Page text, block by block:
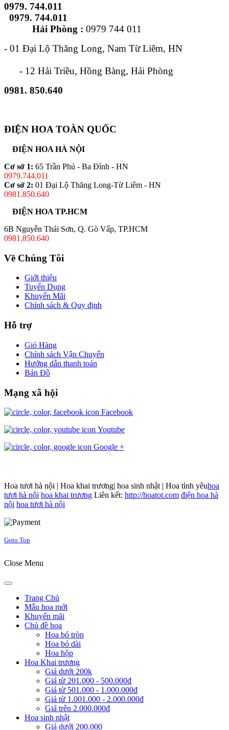
0979. 744.011
0979. 744.011
Hải Phòng : 0979 744 011
- 01 Đại Lộ Thăng Long, Nam Từ Liêm, HN
- 12 Hải Triều, Hồng Bàng, Hải Phòng
0981. 850.640
ĐIỆN HOA TOÀN QUỐC
ĐIỆN HOA HÀ NỘI
Cơ sở 1: 65 Trần Phú - Ba Đình - HN
0979.744.011
Cơ sở 2: 01 Đại Lộ Thăng Long-Từ Liêm - HN
0981.850.640
ĐIỆN HOA TP.HCM
6B Nguyễn Thái Sơn, Q. Gò Vấp, TP.HCM
0981.850.640
Về Chúng Tôi
Giới thiệu
Tuyển Dụng
Khuyến Mãi
Chính sách & Quy định
Hỗ trợ
Giỏ Hàng
Chính sách Vận Chuyển
Hướng dẫn thanh toán
Bản Đồ
Mạng xã hội
Facebook
Youtube
Google +
Hoa tươi hà nội | Hoa khai trương| hoa sinh nhật | Hoa tình yêuhoa
tươi hà nội hoa khai trương Liên kết: http://hoatot.com điện hoa hà
nội hoa tươi hà nội
Goto Top
Close Menu
Trang Chủ
Mẫu hoa mới
Khuyến mãi
Chủ đề hoa
Hoa bó tròn
Hoa bó dài
Hoa hộp
Hoa Khai trương
Giá dưới 200k
Giá từ 201.000 - 500.000đ
Giá từ 501.000 - 1.000.000đ
Giá từ 1.001.000 - 2.000.000đ
Giá trên 2.000.000đ
Hoa sinh nhật
Giá dưới 200.000